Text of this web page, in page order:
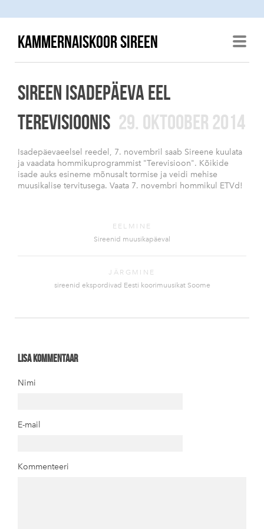
KAMMERNAISKOOR SIREEN
SIREEN ISADEPÄEVA EEL
TEREVISIOONIS 29. OKTOOBER 2014
Isadepäevaeelsel reedel, 7. novembril saab Sireene kuulata
ja vaadata hommikuprogrammist "Terevisioon". Kõikide
isade auks esineme mõnusalt tormise ja veidi mehise
muusikalise tervitusega. Vaata 7. novembri hommikul ETVd!
EELMINE
Sireenid muusikapäeval
JÄRGMINE
sireenid ekspordivad Eesti koorimuusikat Soome
Lisa kommentaar
Nimi
E-mail
Kommenteeri